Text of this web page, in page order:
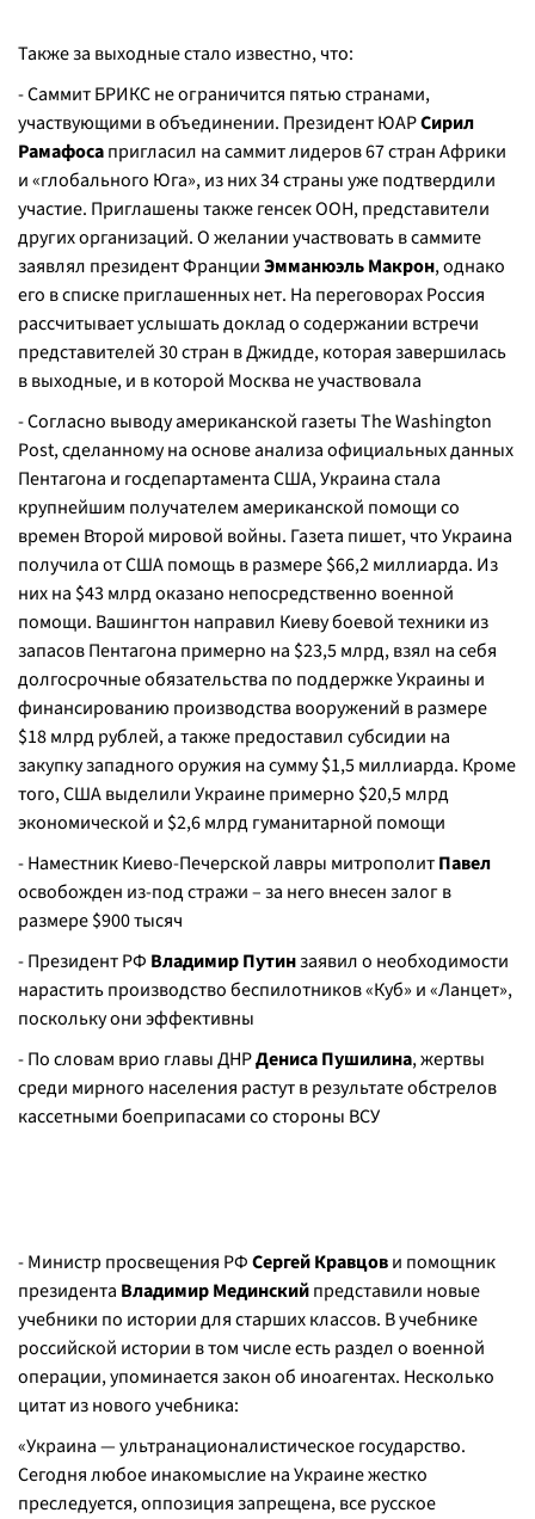
Также за выходные стало известно, что:
- Саммит БРИКС не ограничится пятью странами,
участвующими в объединении. Президент ЮАРСирил
Рамафосапригласил на саммит лидеров 67 стран Африки
и «глобального Юга», из них 34 страны уже подтвердили
участие. Приглашены также генсек ООН, представители
других организаций. О желании участвовать в саммите
заявлял президент ФранцииЭмманюэль Макрон, однако
его в списке приглашенных нет. На переговорах Россия
рассчитывает услышать доклад о содержании встречи
представителей 30 стран в Джидде, которая завершилась
в выходные, и в которой Москва не участвовала
- Согласно выводу американской газеты The Washington
Post, сделанному на основе анализа официальных данных
Пентагона и госдепартамента США, Украина стала
крупнейшим получателем американской помощи со
времен Второй мировой войны. Газета пишет, что Украина
получила от США помощь в размере $66,2 миллиарда. Из
них на $43 млрд оказано непосредственно военной
помощи. Вашингтон направил Киеву боевой техники из
запасов Пентагона примерно на $23,5 млрд, взял на себя
долгосрочные обязательства по поддержке Украины и
финансированию производства вооружений в размере
$18 млрд рублей, а также предоставил субсидии на
закупку западного оружия на сумму $1,5 миллиарда. Кроме
того, США выделили Украине примерно $20,5 млрд
экономической и $2,6 млрд гуманитарной помощи
- Наместник Киево-Печерской лавры митрополитПавел
освобожден из-под стражи – за него внесен залог в
размере $900 тысяч
- Президент РФ Владимир Путинзаявил о необходимости
нарастить производство беспилотников «Куб» и «Ланцет»,
поскольку они эффективны
- По словам врио главы ДНРДениса Пушилина, жертвы
среди мирного населения растут в результате обстрелов
кассетными боеприпасами со стороны ВСУ
- Министр просвещения РФСергей Кравцови помощник
президента Владимир Мединскийпредставили новые
учебники по истории для старших классов. В учебнике
российской истории в том числе есть раздел о военной
операции, упоминается закон об иноагентах. Несколько
цитат из нового учебника:
«Украина — ультранационалистическое государство.
Сегодня любое инакомыслие на Украине жестко
преследуется, оппозиция запрещена, все русское